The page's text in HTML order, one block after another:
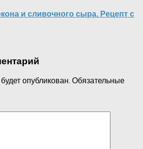
и сливочного сыра. Рецепт с
опубликован. Обязательные